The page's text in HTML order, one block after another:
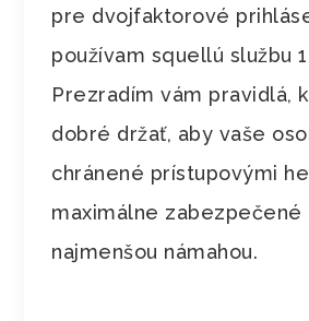
pre dvojfaktorové
používam squellú službu
Prezradím vám pravidlá,
dobré držať, aby vaše
chránené prístupovými
maximálne zabezpečené
najmenšou námahou.